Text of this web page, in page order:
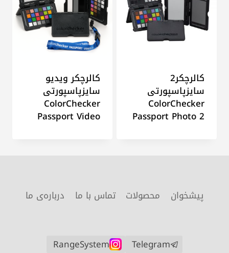
کالرچکر2
سایزپاسپورتی
ColorChecker
Passport Photo 2
کالرچکر ویدیو
سایزپاسپورتی
ColorChecker
Passport Video
پیشخوان محصولات تماس با ما درباره‌ی ما
Telegram
RangeSystem